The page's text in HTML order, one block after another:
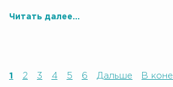
Читать далее...
1 2 3 4 5 6 Дальше В